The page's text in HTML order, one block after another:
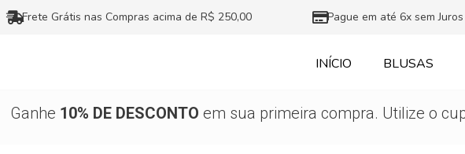
Ir
para
Frete Grátis nas Compras acima de R$ 250,00 Pague em até 6x sem Juros
INÍCIO BLUSAS
Ganhe 10% DE DESCONTO em sua primeira compra. Utilize o